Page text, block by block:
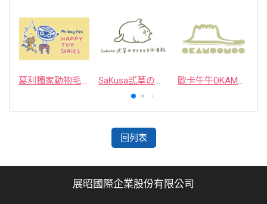
葛利獨家動物毛逗貓棒 SaKusa弎草のサクサク手作凍乾 歐卡牛牛OKAMOOMOO 貓草包
回列表
展昭國際企業股份有限公司